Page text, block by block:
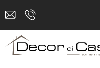
ΕΙΔΗ ΥΓΙΕΙΝΗΣ